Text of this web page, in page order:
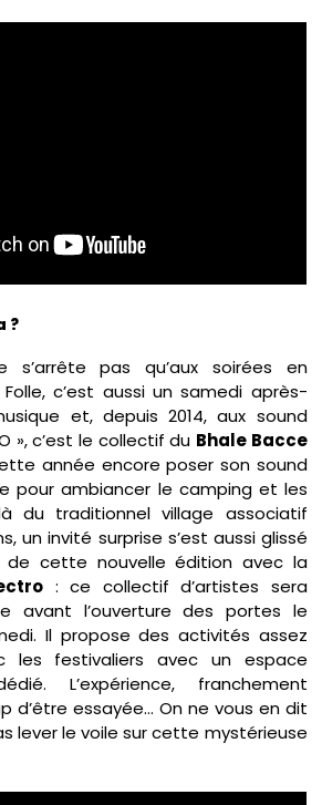
?
s’arrête pas qu’aux soirées en
c’est aussi un samedi après-
et, depuis 2014, aux sound
», c’est le collectif du Bhale Bacce
année encore poser son sound
pour ambiancer le camping et les
du traditionnel village associatif
un invité surprise s’est aussi glissé
de cette nouvelle édition avec la
: ce collectif d’artistes sera
avant l’ouverture des portes le
Il propose des activités assez
les festivaliers avec un espace
L’expérience, franchement
d’être essayée… On ne vous en dit
lever le voile sur cette mystérieuse